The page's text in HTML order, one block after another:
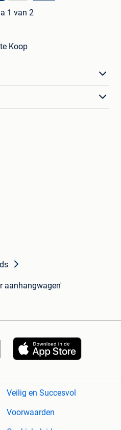
1 van 2
Koop
aanhangwagen'
Veilig en Succesvol
Voorwaarden